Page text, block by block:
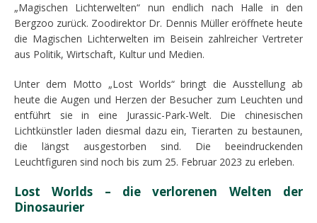
„Magischen Lichterwelten“ nun endlich nach Halle in den
Bergzoo zurück. Zoodirektor Dr. Dennis Müller eröffnete heute
die Magischen Lichterwelten im Beisein zahlreicher Vertreter
aus Politik, Wirtschaft, Kultur und Medien.
Unter dem Motto „Lost Worlds“ bringt die Ausstellung ab
heute die Augen und Herzen der Besucher zum Leuchten und
entführt sie in eine Jurassic-Park-Welt. Die chinesischen
Lichtkünstler laden diesmal dazu ein, Tierarten zu bestaunen,
die längst ausgestorben sind. Die beeindruckenden
Leuchtfiguren sind noch bis zum 25. Februar 2023 zu erleben.
Lost Worlds – die verlorenen Welten der
Dinosaurier